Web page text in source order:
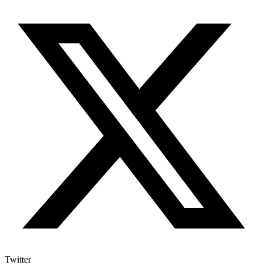
Twitter